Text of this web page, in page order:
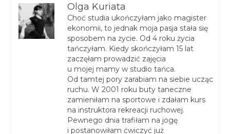
Olga Kuriata
Choć studia ukończyłam jako magister
ekonomii, to jednak moja pasja stała się
sposobem na życie. Od 4 roku życia
tańczyłam. Kiedy skończyłam 15 lat
zaczęłam prowadzić zajęcia
u mojej mamy w studio tańca.
Od tamtej pory zarabiam na siebie ucząc
ruchu. W 2001 roku buty taneczne
zamieniłam na sportowe i zdałam kurs
na instruktora rekreacji ruchowej.
Pewnego dnia trafiłam na jogę
i postanowiłam ćwiczyć już